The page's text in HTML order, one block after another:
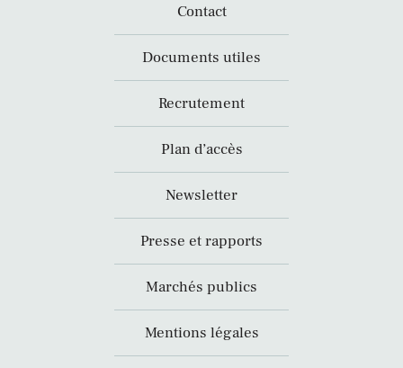
Contact
Documents utiles
Recrutement
Plan d’accès
Newsletter
Presse et rapports
Marchés publics
Mentions légales